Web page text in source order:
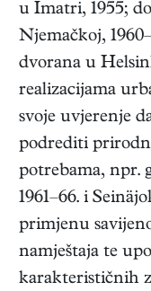
u Imatri, 1955;
Njemačkoj,
dvorana u
realizacijama
svoje uvjerenje
podrediti
potrebama, npr.
1961–66. i
primjenu
namještaja te
karakterističnih